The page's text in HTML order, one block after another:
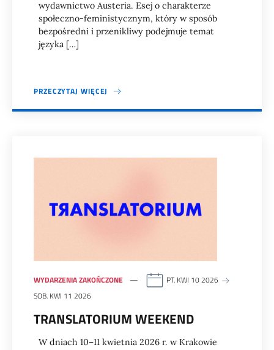
wydawnictwo Austeria. Esej o charakterze
społeczno-feministycznym, który w sposób
bezpośredni i przenikliwy podejmuje temat
języka […]
PRZECZYTAJ WIĘCEJ
WYDARZENIA ZAKOŃCZONE
PT. KWI 10 2026
SOB. KWI 11 2026
TRANSLATORIUM WEEKEND
W dniach 10–11 kwietnia 2026 r. w Krakowie